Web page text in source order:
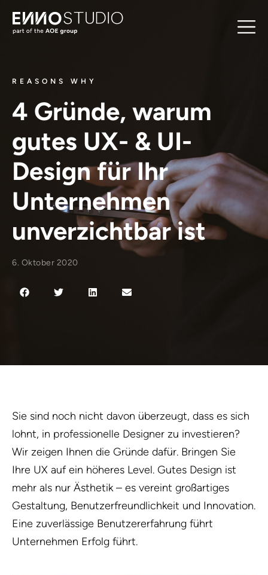
REASONS WHY
4 Gründe, warum
gutes UX- & UI-
Design für Ihr
Unternehmen
unverzichtbar ist
6. Oktober 2020
Sie sind noch nicht davon überzeugt, dass es sich
lohnt, in professionelle Designer zu investieren?
Wir zeigen Ihnen die Gründe dafür. Bringen Sie
Ihre UX auf ein höheres Level. Gutes Design ist
mehr als nur Ästhetik – es vereint großartiges
Gestaltung, Benutzerfreundlichkeit und Innovation.
Eine zuverlässige Benutzererfahrung führt
Unternehmen Erfolg führt.